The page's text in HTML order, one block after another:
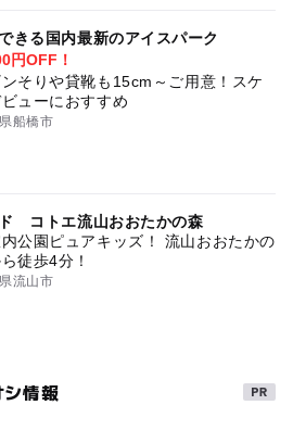
きる国内最新のアイスパーク
円OFF！
そりや貸靴も15cm～ご用意！スケ
ューにおすすめ
船橋市
コトエ流山おおたかの森
公園ピュアキッズ！ 流山おおたかの
徒歩4分！
流山市
情報